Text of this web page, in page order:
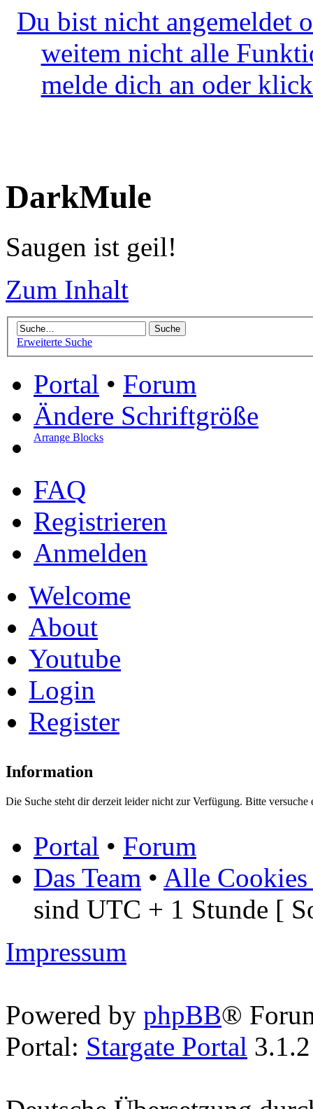
Du bist nicht angemeldet
weitem nicht alle
melde dich an oder
DarkMule
Saugen ist geil!
Zum Inhalt
Erweiterte Suche
Portal • Forum
Ändere Schriftgröße
Arrange Blocks
FAQ
Registrieren
Anmelden
Welcome
About
Youtube
Login
Register
Information
Die Suche steht dir derzeit leider nicht zur Verfügung. Bitte versuche
Portal • Forum
Das Team • Alle Cookies
sind UTC + 1 Stunde [
Impressum
Powered by phpBB®
Portal: Stargate Portal